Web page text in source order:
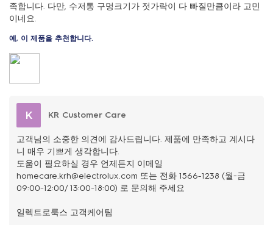
족합니다. 다만, 수저통 구멍크기가 젓가락이 다 빠질만큼이라 고민
이네요.
예, 이 제품을 추천합니다.
K KR Customer Care
고객님의 소중한 의견에 감사드립니다. 제품에 만족하고 계시다
니 매우 기쁘게 생각합니다.
도움이 필요하실 경우 언제든지 이메일
homecare.krh@electrolux.com 또는 전화 1566-1238 (월~금
09:00~12:00/ 13:00~18:00) 로 문의해 주세요
일렉트로룩스 고객케어팀